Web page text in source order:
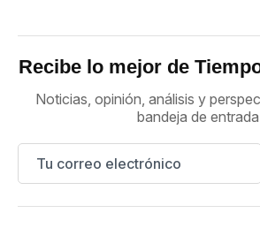
Recibe lo mejor de
Noticias, opinión, análisis y
bandeja de entrada